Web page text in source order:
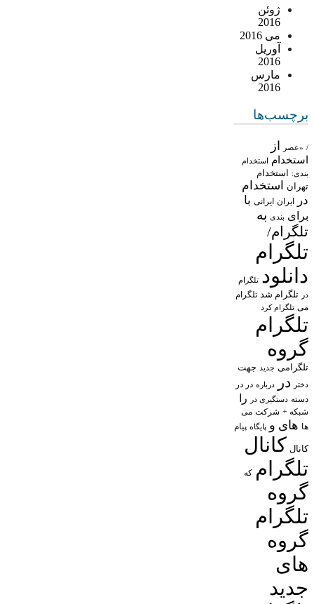
ژوئن
2016
می 2016
آوریل
2016
مارس
2016
برچسب‌ها
/ «عصر از
استخدام استخدام
بندی: استخدام
تهران
استخدام
در
ایران ایرانی با
برای بندی به
تلگرام/
تلگرام
دانلود تلگرام
در تلگرام شد تلگرام
می تلگرام کرد
تلگرام
گروه
تلگرامی جدید جهت
دختر در درباره در در
دسته دستگیری در را
شبکه + شرکت می
ها های و پایگاه پیام
کانال کانال
تلگرام که
گروه
تلگرام
گروه
های
جدید